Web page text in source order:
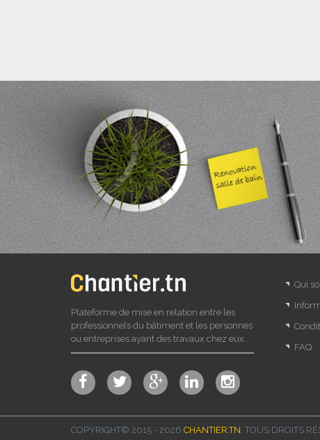
Plateforme de mise en relation entre les
professionnels du bâtiment et les personnes
ou entreprises ayant des travaux chez eux.
Qui
FAQ
COPYRIGHT© 2015 - 2026 CHANTIER.TN, TOUS DROITS